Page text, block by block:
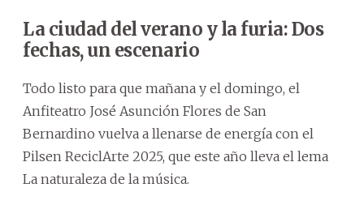
La ciudad del verano y la furia: Dos
fechas, un escenario
Todo listo para que mañana y el domingo, el
Anfiteatro José Asunción Flores de San
Bernardino vuelva a llenarse de energía con el
Pilsen ReciclArte 2025, que este año lleva el lema
La naturaleza de la música.